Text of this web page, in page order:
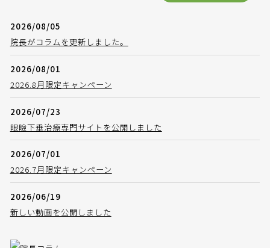
2026/08/05
院長がコラムを更新しました。
2026/08/01
2026.8月限定キャンペーン
2026/07/23
眼瞼下垂治療専門サイトを公開しました
2026/07/01
2026.7月限定キャンペーン
2026/06/19
新しい動画を公開しました